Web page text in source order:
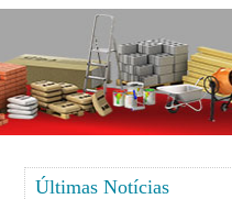
Últimas Notícias